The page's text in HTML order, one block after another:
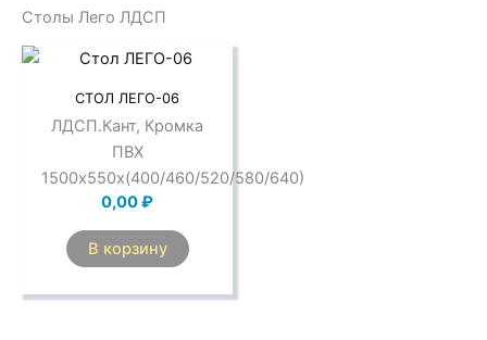
Столы Лего ЛДСП
СТОЛ ЛЕГО-06
ЛДСП.Кант, Кромка
ПВХ
1500х550х(400/460/520/580/640)
0,00₽
В корзину